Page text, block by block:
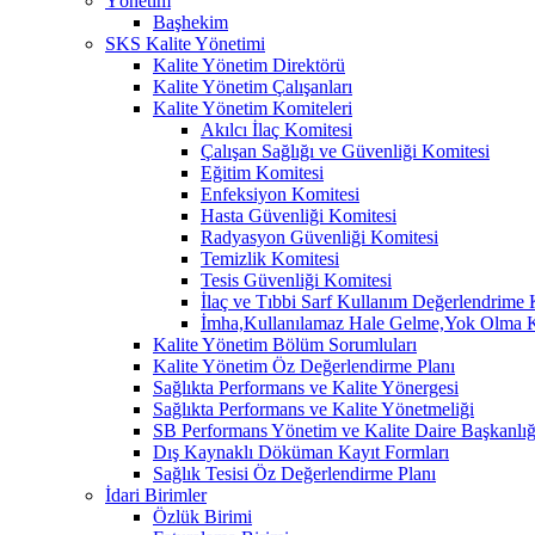
Başhekim
SKS Kalite Yönetimi
Kalite Yönetim Direktörü
Kalite Yönetim Çalışanları
Kalite Yönetim Komiteleri
Akılcı İlaç Komitesi
Çalışan Sağlığı ve Güvenliği Komitesi
Eğitim Komitesi
Enfeksiyon Komitesi
Hasta Güvenliği Komitesi
Radyasyon Güvenliği Komitesi
Temizlik Komitesi
Tesis Güvenliği Komitesi
İlaç ve Tıbbi Sarf Kullanım Değerlendrime
İmha,Kullanılamaz Hale Gelme,Yok Olma
Kalite Yönetim Bölüm Sorumluları
Kalite Yönetim Öz Değerlendirme Planı
Sağlıkta Performans ve Kalite Yönergesi
Sağlıkta Performans ve Kalite Yönetmeliği
SB Performans Yönetim ve Kalite Daire
Dış Kaynaklı Döküman Kayıt Formları
Sağlık Tesisi Öz Değerlendirme Planı
İdari Birimler
Özlük Birimi